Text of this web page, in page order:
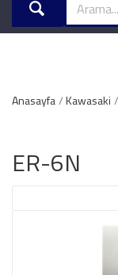
Anasayfa Kawasaki
ER-6N